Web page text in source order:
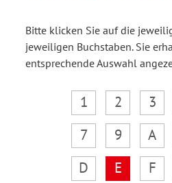
Bitte klicken Sie auf die
jeweiligen Buchstaben. Sie
entsprechende Auswahl
1 2 3
7
9 A
D
E F